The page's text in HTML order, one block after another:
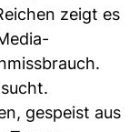
zeigt es
gespeist aus